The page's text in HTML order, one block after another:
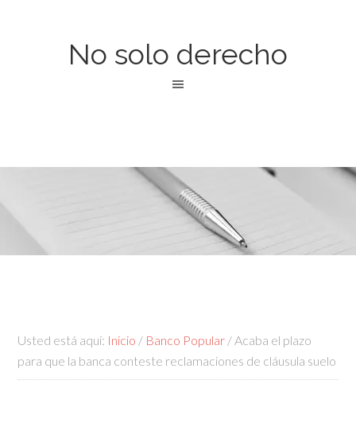
No solo derecho
Usted está aquí: Inicio / Banco Popular /Acaba el plazo
para que la banca conteste reclamaciones de cláusula suelo